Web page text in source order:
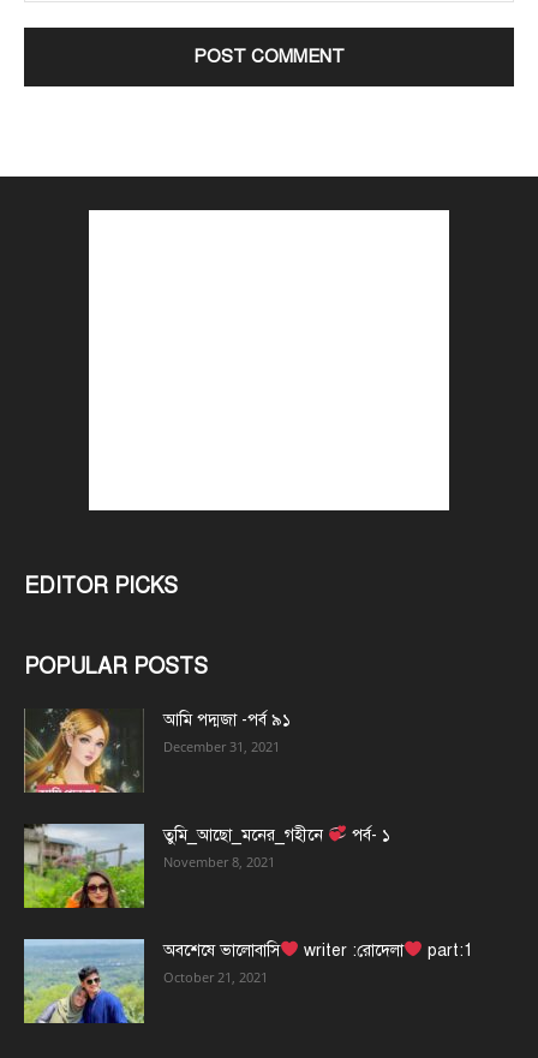
EDITOR PICKS
POPULAR POSTS
আমি পদ্মজা -পর্ব ৯১
December 31, 2021
তুমি_আছো_মনের_গহীনে পর্ব- ১
November 8, 2021
অবশেষে ভালোবাসি writer :রোদেলা part:1
October 21, 2021